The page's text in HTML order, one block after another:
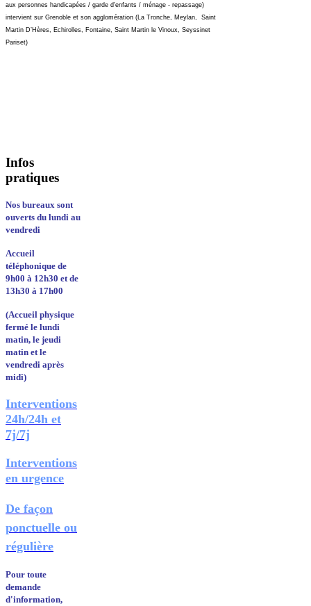
aux personnes handicapées / garde d'enfants / ménage - repassage)
intervient sur Grenoble et son agglomération (La Tronche, Meylan, Saint
Martin D’Hères, Echirolles, Fontaine, Saint Martin le Vinoux, Seyssinet
Pariset)
Infos
pratiques
Nos bureaux sont
ouverts du lundi au
vendredi
Accueil
téléphonique de
9h00 à 12h30 et de
13h30 à 17h00
(Accueil physique
fermé le lundi
matin, le jeudi
matin et le
vendredi après
midi)
Interventions
24h/24h et
7j/7j
Interventions
en urgence
De façon
ponctuelle ou
régulière
Pour toute
demande
d'information,